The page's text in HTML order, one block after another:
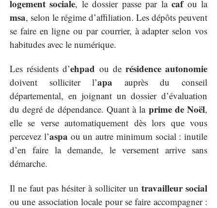
logement sociale, le dossier passe par lacafou la
msa, selon le régime d’affiliation. Les dépôts peuvent
se faire en ligne ou par courrier, à adapter selon vos
habitudes avec le numérique.
Les résidents d’ehpad ou de résidence autonomie
doivent solliciter l’apa auprès du conseil
départemental, en joignant un dossier d’évaluation
du degré de dépendance. Quant à la prime de Noël,
elle se verse automatiquement dès lors que vous
percevez l’aspa ou un autre minimum social : inutile
d’en faire la demande, le versement arrive sans
démarche.
Il ne faut pas hésiter à solliciter un travailleur social
ou une association locale pour se faire accompagner :